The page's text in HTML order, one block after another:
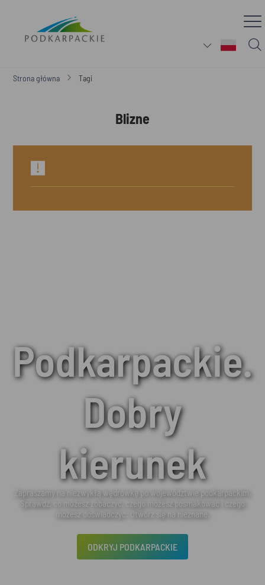
Strona główna Tagi
Blizne
Podkarpackie.
Dobry
kierunek
Zapraszamy na niezwykłą wędrówkę po województwie podkarpackim.
Sprawdź, co możesz zobaczyć, czego możesz posmakować i czego
możesz doświadczyć. Otwórz się na nieznane.
ODKRYJ PODKARPACKIE